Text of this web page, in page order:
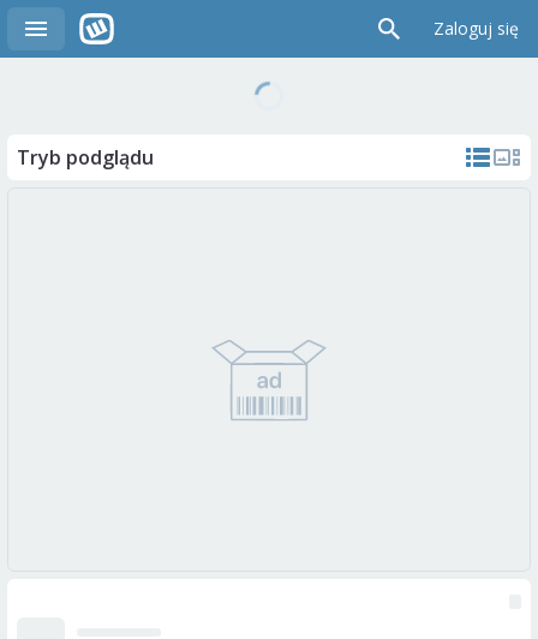
Zaloguj się
Tryb podglądu